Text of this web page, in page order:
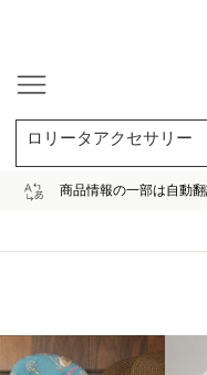
ロリータアクセサリー
商品情報の一部は自動